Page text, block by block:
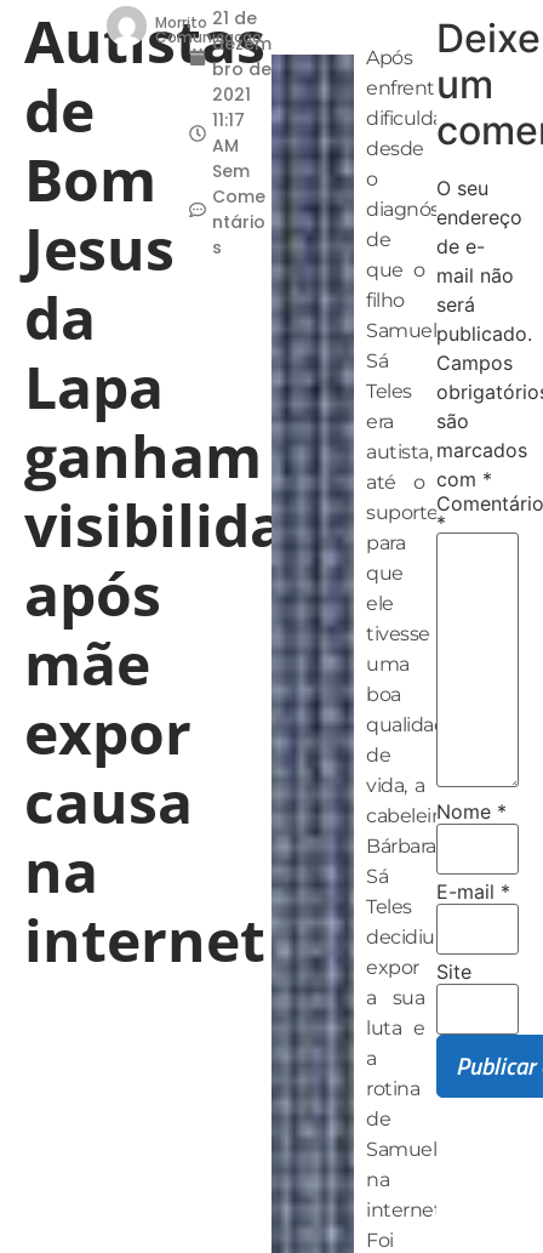
Autistas
de
Bom
Jesus
da
Lapa
ganham
visibilidade
após
mãe
expor
causa
na
internet
Morrito
Comunicação
21 de
dezem
bro de
2021
11:17
AM
Sem
Come
ntário
s
Após
enfrentar
dificuldades
desde
o
diagnóstico
de
que o
filho
Samuel
Sá
Teles
era
autista,
até o
suporte
para
que
ele
tivesse
uma
boa
qualidade
de
vida, a
cabeleireira
Bárbara
Sá
Teles
decidiu
expor
a sua
luta e
a
rotina
de
Samuel
na
internet.
Foi
Deixe
um
O seu
endereço
de e-
mail não
será
publicado.
Campos
são
marcados
com *
Comentário
*
Nome *
E-mail *
Site